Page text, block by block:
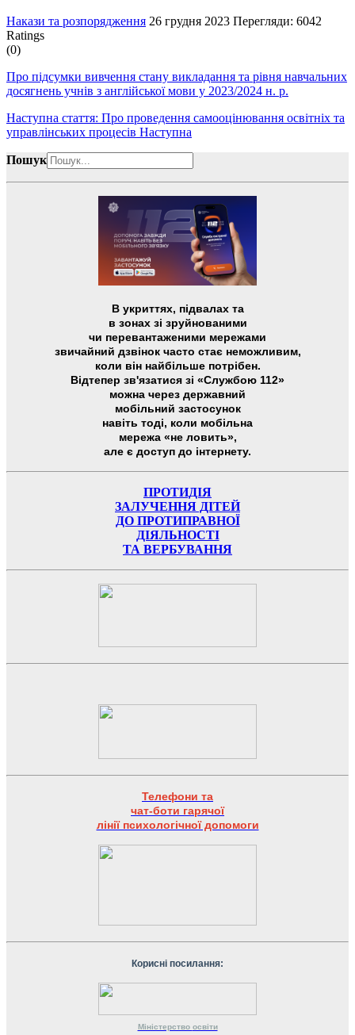
Накази та розпорядження 26 грудня 2023 Перегляди: 6042
Ratings
(0)
Про підсумки вивчення стану викладання та рівня навчальних
досягнень учнів з англійської мови у 2023/2024 н. р.
Наступна стаття: Про проведення самооцінювання освітніх та
управлінських процесів Наступна
Пошук
В укриттях, підвалах та
в зонах зі зруйнованими
чи перевантаженими мережами
звичайний дзвінок часто стає неможливим,
коли він найбільше потрібен.
Відтепер зв'язатися зі «Службою 112»
можна через державний
мобільний застосунок
навіть тоді, коли мобільна
мережа «не ловить»,
але є доступ до інтернету.
ПРОТИДІЯ
ЗАЛУЧЕННЯ ДІТЕЙ
ДО ПРОТИПРАВНОЇ
ДІЯЛЬНОСТІ
ТА ВЕРБУВАННЯ
Телефони та
чат-боти гарячої
лінії психологічної допомоги
Корисні посилання:
Міністерство освіти